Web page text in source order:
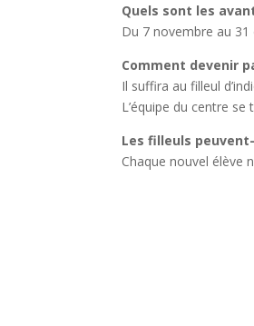
Quels sont les
Du 7 novembre au 31
Comment devenir
Il suffira au filleul
L’équipe du centre
Les filleuls
Chaque nouvel élève